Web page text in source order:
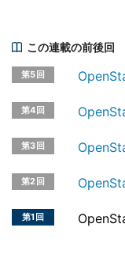
この連載の前後回
第5回
第4回
第3回
第2回
第1回